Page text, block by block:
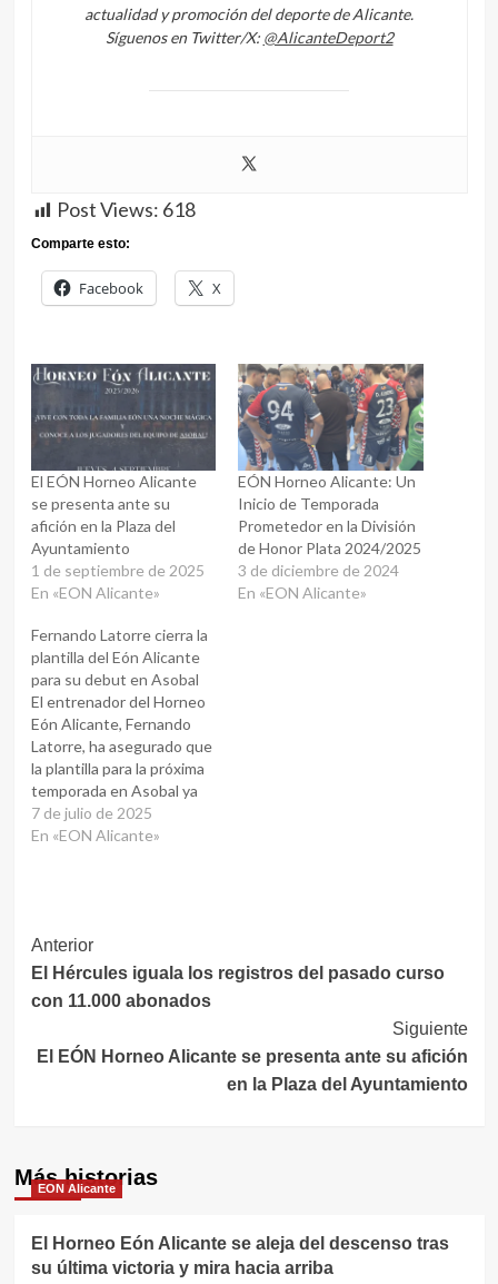
actualidad y promoción del deporte de Alicante.
Síguenos en Twitter/X: @AlicanteDeport2
Post Views: 618
Comparte esto:
Facebook X
El EÓN Horneo Alicante
se presenta ante su
afición en la Plaza del
Ayuntamiento
1 de septiembre de 2025
En «EON Alicante»
EÓN Horneo Alicante: Un
Inicio de Temporada
Prometedor en la División
de Honor Plata 2024/2025
3 de diciembre de 2024
En «EON Alicante»
Fernando Latorre cierra la
plantilla del Eón Alicante
para su debut en Asobal
El entrenador del Horneo
Eón Alicante, Fernando
Latorre, ha asegurado que
la plantilla para la próxima
temporada en Asobal ya
está cerrada, tras realizar
13 fichajes y planificar el
procedente del BM
Granollers. Latorre afirma
que el objetivo es…
7 de julio de 2025
En «EON Alicante»
Navegación
de
Anterior
El Hércules iguala los registros del pasado curso
con 11.000 abonados
Siguiente
El EÓN Horneo Alicante se presenta ante su afición
en la Plaza del Ayuntamiento
Más historias
EON Alicante
El Horneo Eón Alicante se aleja del descenso tras
su última victoria y mira hacia arriba